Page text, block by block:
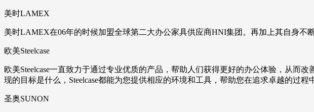
美时LAMEX
美时LAMEX在06年的时候加盟全球第二大办公家具供应商HNI集团。再加上其自身不
欧美Steelcase
欧美Steelcase一直致力于通过专业优质的产品，帮助人们获得更好的办公体验，从而
现的目标是什么，Steelcase都能为您提供相应的环境和工具，帮助您在追求卓越的过程
圣奥SUNON